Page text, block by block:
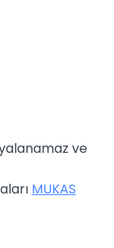
ve
MUKAS